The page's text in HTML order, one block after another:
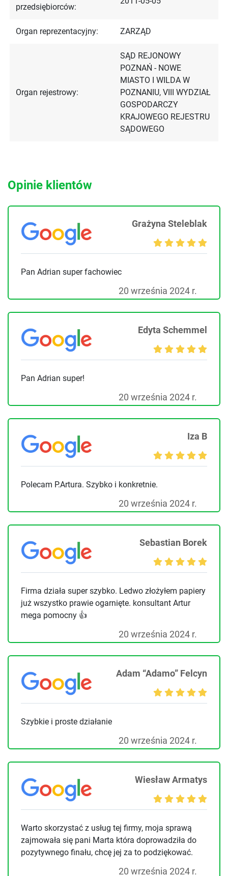
przedsiębiorców:
Organ reprezentacyjny: ZARZĄD
Organ rejestrowy:
SĄD REJONOWY
POZNAŃ - NOWE
MIASTO I WILDA W
POZNANIU, VIII WYDZIAŁ
GOSPODARCZY
KRAJOWEGO REJESTRU
SĄDOWEGO
Opinie klientów
Grażyna Steleblak
Pan Adrian super fachowiec
20 września 2024 r.
Edyta Schemmel
Pan Adrian super!
20 września 2024 r.
Iza B
Polecam P.Artura. Szybko i konkretnie.
20 września 2024 r.
Sebastian Borek
Firma działa super szybko. Ledwo złożyłem papiery
już wszystko prawie ogarnięte. konsultant Artur
mega pomocny 👍
20 września 2024 r.
Adam “Adamo” Felcyn
Szybkie i proste działanie
20 września 2024 r.
Wiesław Armatys
Warto skorzystać z usług tej firmy, moja sprawą
zajmowała się pani Marta która doprowadziła do
pozytywnego finału, chcę jej za to podziękować.
20 września 2024 r.